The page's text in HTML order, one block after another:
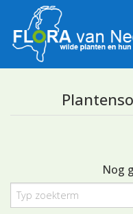
Determineren
Nog